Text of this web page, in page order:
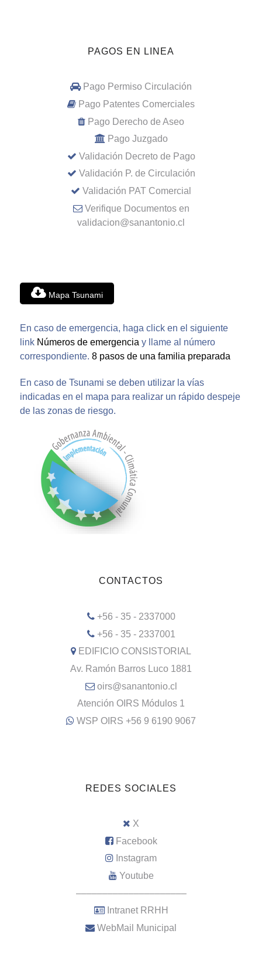
PAGOS EN LINEA
Pago Permiso Circulación
Pago Patentes Comerciales
Pago Derecho de Aseo
Pago Juzgado
Validación Decreto de Pago
Validación P. de Circulación
Validación PAT Comercial
Verifique Documentos en
validacion@sanantonio.cl
Mapa Tsunami
En caso de emergencia, haga click en el siguiente
link Números de emergencia y llame al número
correspondiente. 8 pasos de una familia preparada
En caso de Tsunami se deben utilizar la vías
indicadas en el mapa para realizar un rápido despeje
de las zonas de riesgo.
CONTACTOS
+56 - 35 - 2337000
+56 - 35 - 2337001
EDIFICIO CONSISTORIAL
Av. Ramón Barros Luco 1881
oirs@sanantonio.cl
Atención OIRS Módulos 1
WSP OIRS +56 9 6190 9067
REDES SOCIALES
X
Facebook
Instagram
Youtube
–––––––––––––––––––––
Intranet RRHH
WebMail Municipal